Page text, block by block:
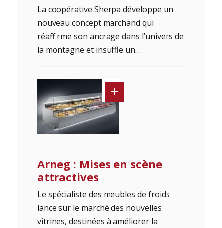
La coopérative Sherpa développe un
nouveau concept marchand qui
réaffirme son ancrage dans l’univers de
la montagne et insuffle un…
Arneg : Mises en scène
attractives
Le spécialiste des meubles de froids
lance sur le marché des nouvelles
vitrines, destinées à améliorer la